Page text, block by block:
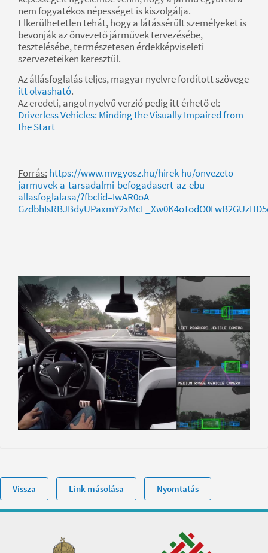
nem fogyatékos népességet is kiszolgálja.
Elkerülhetetlen tehát, hogy a látássérült személyeket is
bevonják az önvezető járművek tervezésébe,
tesztelésébe, természetesen érdekképviseleti
szervezeteiken keresztül.
Az állásfoglalás teljes, magyar nyelvre fordított szövege
itt olvasható.
Az eredeti, angol nyelvű verzió pedig itt érhető el:
Driverless Vehicles: Minding the Visually Impaired from
the Start
Forrás: https://www.mvgyosz.hu/hirek-hu/onvezeto-
jarmuvek-a-tarsadalmi-befogadasert-az-ebu-
allasfoglalasa/?fbclid=IwAR0oA-
Vissza Link másolása Nyomtatás